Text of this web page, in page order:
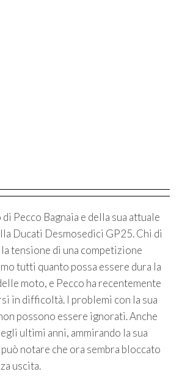
di Pecco Bagnaia e della sua attuale
Ducati Desmosedici GP25. Chi di
tensione di una competizione
tutti quanto possa essere dura la
moto, e Pecco ha recentemente
in difficoltà. I problemi con la sua
possono essere ignorati. Anche
ultimi anni, ammirando la sua
notare che ora sembra bloccato
uscita.